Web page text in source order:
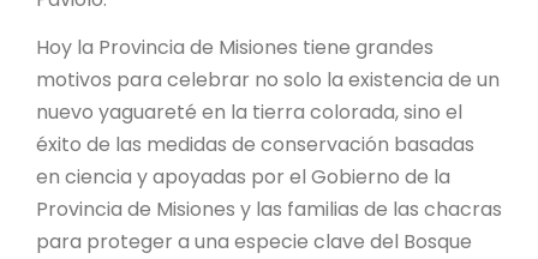
Hoy la Provincia de Misiones tiene grandes
motivos para celebrar no solo la existencia de un
nuevo yaguareté en la tierra colorada, sino el
éxito de las medidas de conservación basadas
en ciencia y apoyadas por el Gobierno de la
Provincia de Misiones y las familias de las chacras
para proteger a una especie clave del Bosque